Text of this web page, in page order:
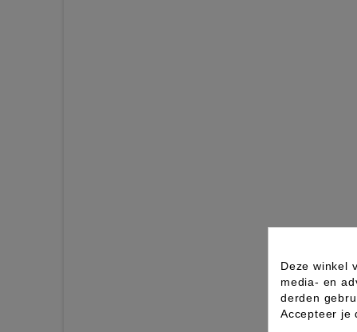
Deze winkel
media- en
derden
Accepteer je